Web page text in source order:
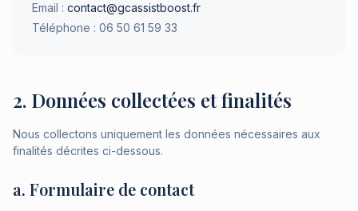
Email : contact@gcassistboost.fr
Téléphone : 06 50 61 59 33
2. Données collectées et finalités
Nous collectons uniquement les données nécessaires aux
finalités décrites ci-dessous.
a. Formulaire de contact